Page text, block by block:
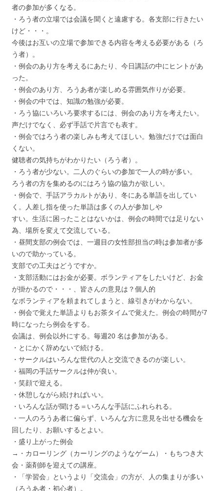
者の参加が多くなる。
・ろう者の立場では会議を聞くと遠慮する。各支部に行きたい
けど・・・。
今後はお互いの立場で参加できる内容を考える必要がある（ろ
う者）。
・例会のあり方を考えるにあたり、今日講話の中にヒントがあ
った。
・例会のあり方、ろうあ者が楽しめる雰囲気作りが必要。
・例会の中では、知識の勉強が必要。
・ろう協にいろいろ要求するには、例会のあり方を考えたい。
声だけでなく、必ず手話で片言でも表す。
・例会ではろう者の楽しみも考えてほしい。勉強だけでは面白
くない。
健聴者の気持ちがわかりたい（ろう者）。
・ろう者が少ない。二人のぐらいの参加で一人の時が多い。
ろう者の方を集めるのにはろう協の協力が欲しい。
・例会で、手話アラカルトがあり、冬にある単語を出してい
く。人差し指を使った単語は多くの人が参加しや
すい。生活に困ったことはないかは、例会の時間では足りない
為、場所を変えて交流している。
・昼間支部の例会では、一週目の女性部担当の時は参加者が多
いので助かっている。
支部での工夫はどうですか。
・支部活動にはお金が必要。ボランティアをしたいけど、お金
が掛かるので・・・、皆さんの意見は？個人的
なボランティアを頼まれてしまうと、線引きがわからない。
・例会で覚えた単語よりもお茶タイムで覚えた。例会の時間が7
時になったら例会をする。
会議は、例会以外にする。毎週20 名は参加がある。
・とにかく辞めないで続ける。
・サークルはいろんな世代の人と交流できるのが楽しい。
・福岡の手話サークルは仲が良い。
・笑顔で迎える。
・休憩しながら続ければいい。
・いろんな話が聞ける＝いろんな手話にふれられる。
・一人のろうあ者に偏らず、いろんな方に意見を出せる機会を
回したり、お願いするとよい。
・盛り上がった例会
→・カローリング（カーリングのようなゲーム）・もちつき大
会・薬剤師を迎えての講座。
・「学習会」というより「交流会」の方が、人の集まりが多い
（ろうあ者・初心者）。